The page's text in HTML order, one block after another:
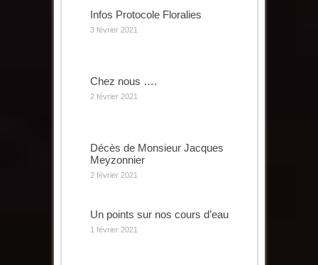
Infos Protocole Floralies
3 février 2021
Chez nous ….
2 février 2021
Décès de Monsieur Jacques
Meyzonnier
2 février 2021
Un points sur nos cours d’eau
1 février 2021